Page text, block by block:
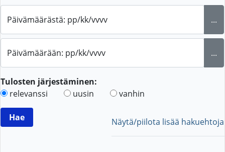
Päivämäärästä: pp/kk/vvvv ...
Päivämäärään: pp/kk/vvvv ...
Tulosten järjestäminen:
relevanssi
uusin vanhin
Näytä/piilota lisää hakuehtoja